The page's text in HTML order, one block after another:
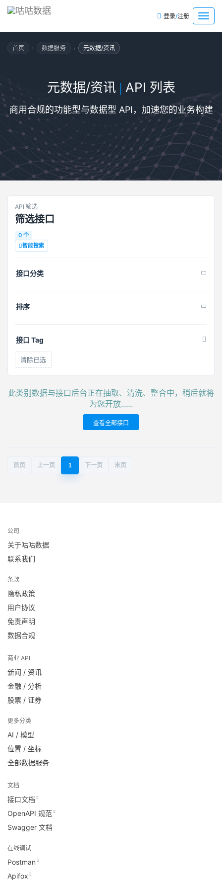
菜
单
登录/注册
首页 › 数据服务 › 元数据/资讯
元数据/资讯 | API 列表
商用合规的功能型与数据型 API，加速您的业务构建
API 筛选
筛选接口
0 个
智能搜索
接口分类
排序
接口 Tag
清除已选
此类别数据与接口后台正在抽取、清洗、整合中，稍后就将
为您开放......
查看全部接口
首页 上一页 1 下一页 末页
公司
关于咕咕数据
联系我们
条款
隐私政策
用户协议
免责声明
数据合规
商业 API
新闻 / 资讯
金融 / 分析
股票 / 证券
更多分类
AI / 模型
位置 / 坐标
全部数据服务
文档
接口文档
OpenAPI 规范
Swagger 文档
在线调试
Postman
Apifox